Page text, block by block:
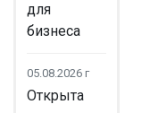
для
бизнеса
05.08.2026 г
Открыта